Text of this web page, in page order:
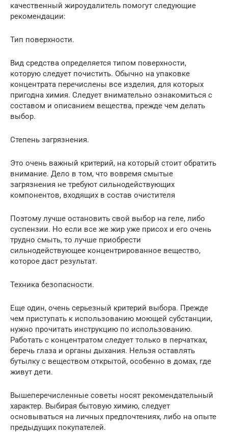
качественный жироудалитель помогут следующие
рекомендации:
Тип поверхности.
Вид средства определяется типом поверхности,
которую следует почистить. Обычно на упаковке
концентрата перечислены все изделия, для которых
пригодна химия. Следует внимательно ознакомиться с
составом и описанием вещества, прежде чем делать
выбор.
Степень загрязнения.
Это очень важный критерий, на который стоит обратить
внимание. Дело в том, что вовремя смытые
загрязнения не требуют сильнодействующих
компонентов, входящих в состав очистителя
Поэтому лучше остановить свой выбор на геле, либо
суспензии. Но если все же жир уже присох и его очень
трудно смыть, то лучше приобрести
сильнодействующее концентрированное вещество,
которое даст результат.
Техника безопасности.
Еще один, очень серьезный критерий выбора. Прежде
чем приступать к использованию моющей субстанции,
нужно прочитать инструкцию по использованию.
Работать с концентратом следует только в перчатках,
беречь глаза и органы дыхания. Нельзя оставлять
бутылку с веществом открытой, особенно в домах, где
живут дети.
Вышеперечисленные советы носят рекомендательный
характер. Выбирая бытовую химию, следует
основываться на личных предпочтениях, либо на опыте
предыдущих покупателей.